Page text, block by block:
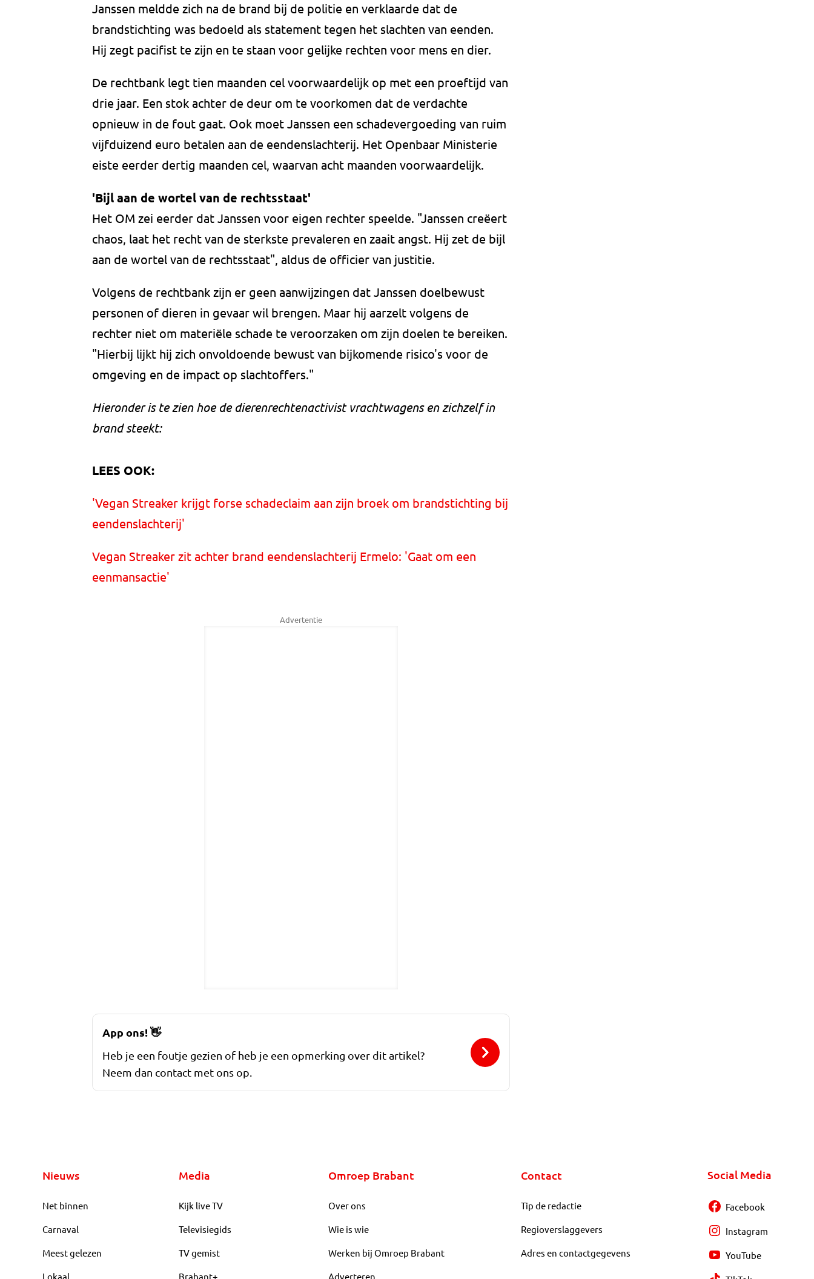
Janssen meldde zich na de brand bij de politie en verklaarde dat de
brandstichting was bedoeld als statement tegen het slachten van eenden.
Hij zegt pacifist te zijn en te staan voor gelijke rechten voor mens en dier.
De rechtbank legt tien maanden cel voorwaardelijk op met een proeftijd van
drie jaar. Een stok achter de deur om te voorkomen dat de verdachte
opnieuw in de fout gaat. Ook moet Janssen een schadevergoeding van ruim
vijfduizend euro betalen aan de eendenslachterij. Het Openbaar Ministerie
eiste eerder dertig maanden cel, waarvan acht maanden voorwaardelijk.
'Bijl aan de wortel van de rechtsstaat'
Het OM zei eerder dat Janssen voor eigen rechter speelde. "Janssen creëert
chaos, laat het recht van de sterkste prevaleren en zaait angst. Hij zet de bijl
aan de wortel van de rechtsstaat", aldus de officier van justitie.
Volgens de rechtbank zijn er geen aanwijzingen dat Janssen doelbewust
personen of dieren in gevaar wil brengen. Maar hij aarzelt volgens de
rechter niet om materiële schade te veroorzaken om zijn doelen te bereiken.
"Hierbij lijkt hij zich onvoldoende bewust van bijkomende risico's voor de
omgeving en de impact op slachtoffers."
Hieronder is te zien hoe de dierenrechtenactivist vrachtwagens en zichzelf in
brand steekt:
LEES OOK:
'Vegan Streaker krijgt forse schadeclaim aan zijn broek om brandstichting bij
eendenslachterij'
Vegan Streaker zit achter brand eendenslachterij Ermelo: 'Gaat om een
eenmansactie'
Advertentie
App ons!👋
Heb je een foutje gezien of heb je een opmerking over dit artikel?
Neem dan contact met ons op.
Nieuws
Net binnen
Carnaval
Meest gelezen
Lokaal
Media
Kijk live TV
Televisiegids
TV gemist
Brabant+
Omroep Brabant
Over ons
Wie is wie
Werken bij Omroep Brabant
Adverteren
Contact
Tip de redactie
Regioverslaggevers
Adres en contactgegevens
Social Media
Facebook
Instagram
YouTube